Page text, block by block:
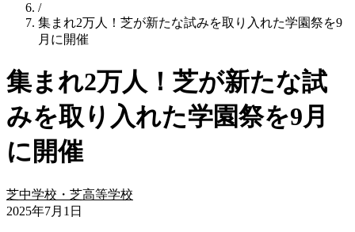
/
集まれ2万人！芝が新たな試みを取り入れた学園祭を9
月に開催
集まれ2万人！芝が新たな試
みを取り入れた学園祭を9月
に開催
芝中学校・芝高等学校
2025年7月1日